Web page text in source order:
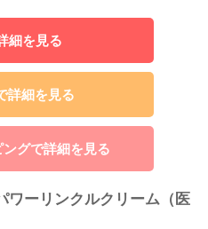
細を見る
詳細を見る
グで詳細を見る
ワーリンクルクリーム（医